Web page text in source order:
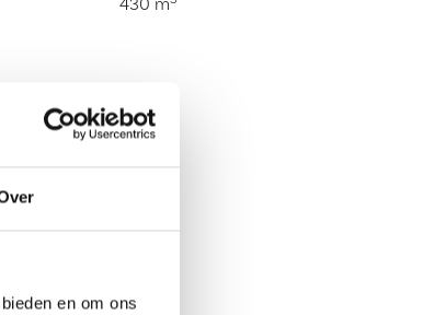
en om ons
430 m